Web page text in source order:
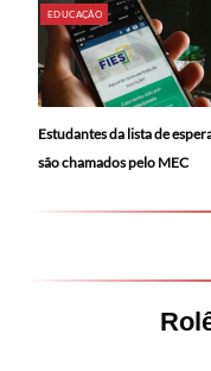
EDUCAÇÃO
Estudantes da lista de
são chamados pelo MEC